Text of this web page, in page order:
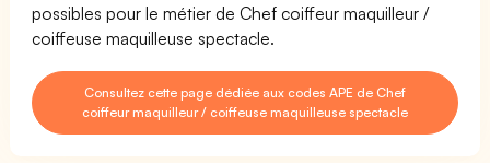
possibles pour le métier de Chef coiffeur maquilleur /
coiffeuse maquilleuse spectacle.
Consultez cette page dédiée aux codes APE de Chef
coiffeur maquilleur / coiffeuse maquilleuse spectacle